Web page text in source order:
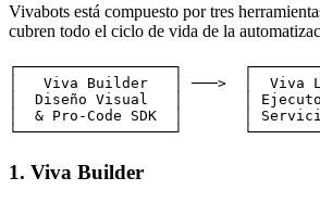
Vivabots está compuesto por tres
cubren todo el ciclo de vida de la
┌──────────────────┐
│   Viva Builder   │ ───>  │  Viva
│  Diseño Visual   │       │
│  & Pro-Code SDK  │       │
1. Viva Builder